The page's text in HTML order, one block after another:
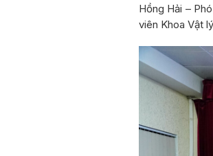
Hồng Hải –
viên Khoa Vật